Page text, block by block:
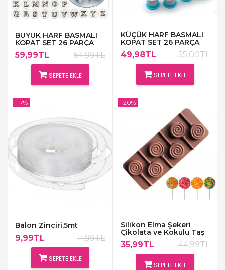
BÜYÜK HARF BASMALI
KOPAT SET 26 PARÇA
59,99TL 64,99TL
SEPETE EKLE
KÜÇÜK HARF BASMALI
KOPAT SET 26 PARÇA
49,98TL 55,00TL
SEPETE EKLE
-17%
Balon Zinciri,5mt
9,99TL 11,99TL
SEPETE EKLE
-20%
Silikon Elma Şekeri
Çikolata ve Kokulu Taş
Kalıbı
35,99TL 44,99TL
SEPETE EKLE